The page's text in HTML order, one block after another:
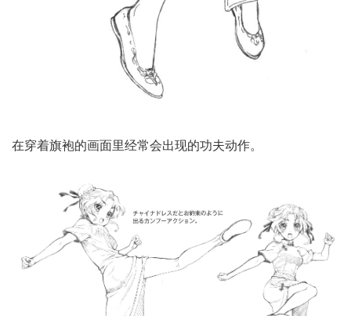
在穿着旗袍的画面里经常会出现的功夫动作。